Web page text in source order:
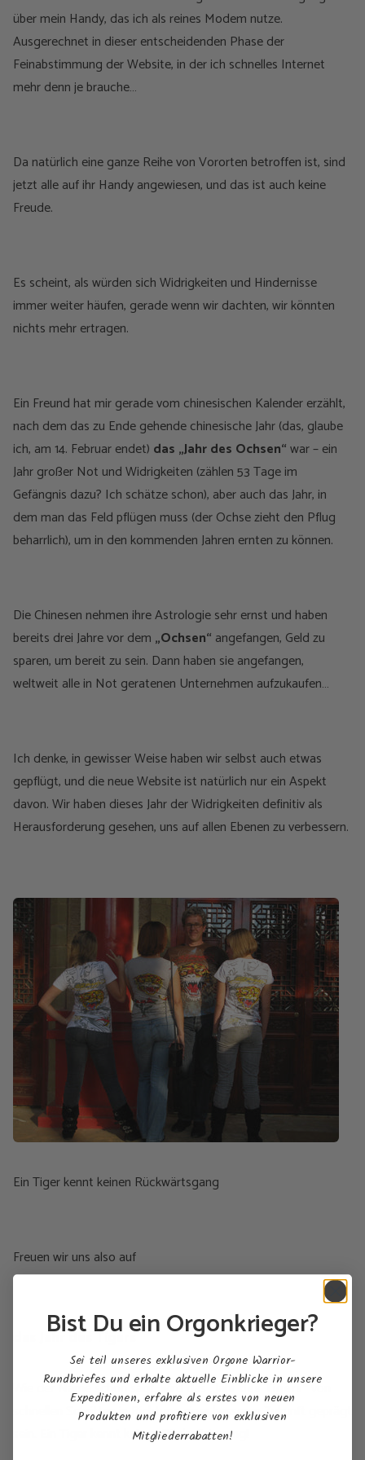
über mein Handy, das ich als reines Modem nutze.
Ausgerechnet in dieser entscheidenden Phase der
Feinabstimmung der Website, in der ich schnelles Internet
mehr denn je brauche…
Da natürlich eine ganze Reihe von Vororten betroffen ist, sind
jetzt alle auf ihr Handy angewiesen, und das ist auch keine
Freude.
Es scheint, als würden sich Widrigkeiten und Hindernisse
immer weiter häufen, gerade wenn wir dachten, wir könnten
nichts mehr ertragen.
Ein Freund hat mir gerade vom chinesischen Kalender erzählt,
nach dem das zu Ende gehende chinesische Jahr (das, glaube
ich, am 14. Februar endet) das „Jahr des Ochsen“war – ein
Jahr großer Not und Widrigkeiten (zählen 53 Tage im
Gefängnis dazu? Ich schätze schon), aber auch das Jahr, in
dem man das Feld pflügen muss (der Ochse zieht den Pflug
beharrlich), um in den kommenden Jahren ernten zu können.
Die Chinesen nehmen ihre Astrologie sehr ernst und haben
bereits drei Jahre vor dem „Ochsen“ angefangen, Geld zu
sparen, um bereit zu sein. Dann haben sie angefangen,
weltweit alle in Not geratenen Unternehmen aufzukaufen…
Ich denke, in gewisser Weise haben wir selbst auch etwas
gepflügt, und die neue Website ist natürlich nur ein Aspekt
davon. Wir haben dieses Jahr der Widrigkeiten definitiv als
Herausforderung gesehen, uns auf allen Ebenen zu verbessern.
Ein Tiger kennt keinen Rückwärtsgang
Freuen wir uns also auf
das Jahr des Tigers
Wie der Name schon sagt, wird das„ Jahrdes Tigers“von
schnellen Schritten in Richtung einer besseren Zukunft geprägt
sein. Ein Tiger kennt keinen Rückwärtsgang!
Bist Du ein Orgonkrieger?
Sei teil unseres exklusiven Orgone Warrior-
Rundbriefes und erhalte aktuelle Einblicke in unsere
Expeditionen, erfahre als erstes von neuen
Produkten und profitiere von exklusiven
Mitgliederrabatten!